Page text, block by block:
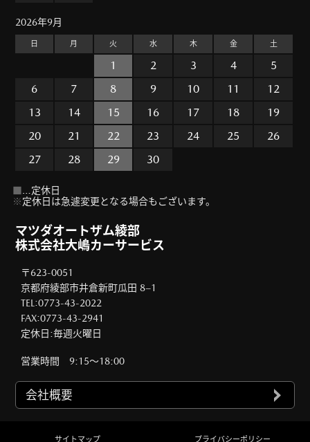
2026年9月
日 月 火 水 木 金 土
1 2 3 4
5
6
7 8 9 10 11
12
13
14 15 16 17 18
19
20
21 22 23 24 25
26
27
28 29 30
■ …定休日
※定休日は急遽変更となる場合もございます。
マツダオートザム綾部
株式会社大嶋カーサービス
〒623-0051
京都府綾部市井倉新町瓜田 8−1
TEL:0773-43-2022
FAX:0773-43-2941
定休日:毎週火曜日
営業時間 9:15～18:00
会社概要
サイトマップ プライバシーポリシー